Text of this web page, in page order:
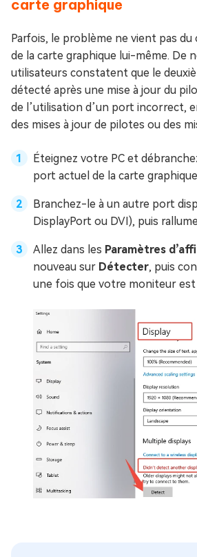
carte graphique
Parfois, le problème ne vient pas du
de la carte graphique lui-même. De
utilisateurs constatent que le
détecté après une mise à jour du
de l’utilisation d’un port incorrect,
des mises à jour de pilotes ou des
Éteignez votre PC et
port actuel de la carte
Branchez-le à un autre port
DisplayPort ou DVI), puis
Allez dans les Paramètres
nouveau sur Détecter, puis
une fois que votre moniteur